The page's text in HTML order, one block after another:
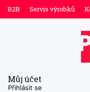
B2B Servis výrobků
Můj účet
Přihlásit se